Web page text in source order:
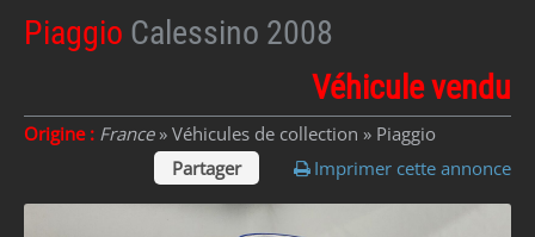
Piaggio Calessino 2008
Véhicule vendu
Origine : France» Véhicules de collection » Piaggio
Partager
Imprimer cette annonce